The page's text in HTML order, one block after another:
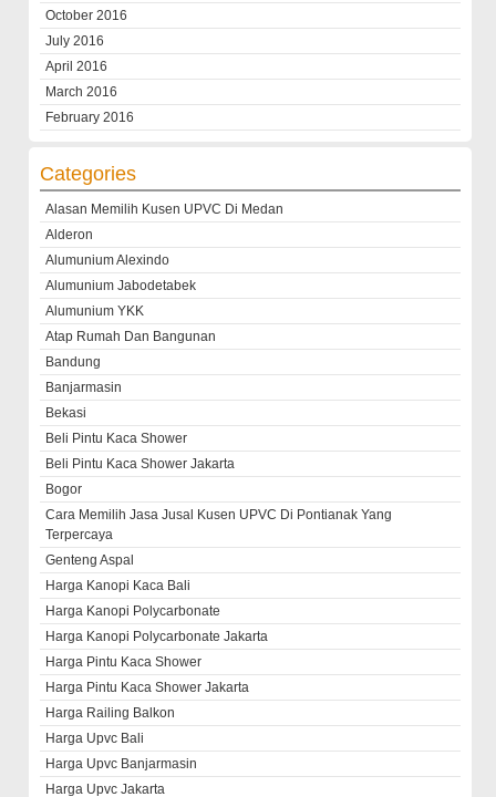
October 2016
July 2016
April 2016
March 2016
February 2016
Categories
Alasan Memilih Kusen UPVC Di Medan
Alderon
Alumunium Alexindo
Alumunium Jabodetabek
Alumunium YKK
Atap Rumah Dan Bangunan
Bandung
Banjarmasin
Bekasi
Beli Pintu Kaca Shower
Beli Pintu Kaca Shower Jakarta
Bogor
Cara Memilih Jasa Jusal Kusen UPVC Di Pontianak Yang
Terpercaya
Genteng Aspal
Harga Kanopi Kaca Bali
Harga Kanopi Polycarbonate
Harga Kanopi Polycarbonate Jakarta
Harga Pintu Kaca Shower
Harga Pintu Kaca Shower Jakarta
Harga Railing Balkon
Harga Upvc Bali
Harga Upvc Banjarmasin
Harga Upvc Jakarta